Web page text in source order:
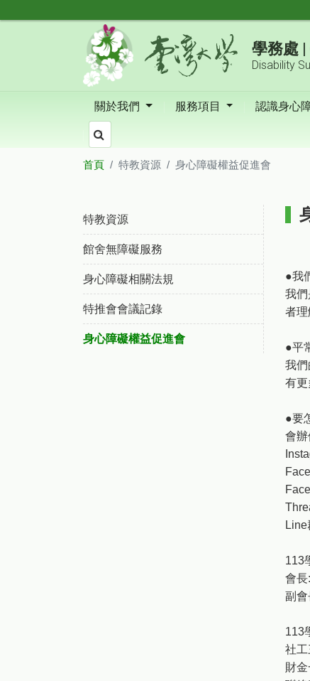
學務處
Disability
關於我們 服務項目 認識身心
首頁 特教資源 身心障礙權益促進會
特教資源
館舍無障礙服務
身心障礙相關法規
特推會會議記錄
身心障礙權益促進會
●我
我
者
●平
我們
有更
●要
會
Line
113
會
副會
113
社
財